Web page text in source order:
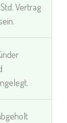
Vertrag